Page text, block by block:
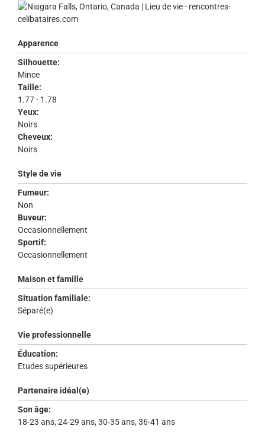
Apparence
Silhouette:
Mince
Taille:
1.77 - 1.78
Yeux:
Noirs
Cheveux:
Noirs
Style de vie
Fumeur:
Non
Buveur:
Occasionnellement
Sportif:
Occasionnellement
Maison et famille
Situation familiale:
Séparé(e)
Vie professionnelle
Éducation:
Etudes supérieures
Partenaire idéal(e)
Son âge:
18-23 ans, 24-29 ans, 30-35 ans, 36-41 ans